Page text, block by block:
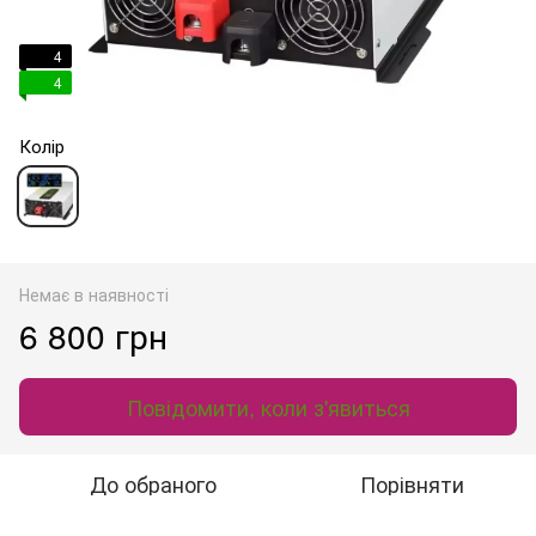
4
4
Колір
Немає в наявності
6 800 грн
Повідомити, коли з'явиться
До обраного Порівняти